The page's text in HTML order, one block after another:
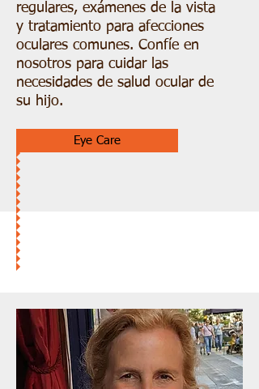
regulares, exámenes de la vista
y tratamiento para afecciones
oculares comunes. Confíe en
nosotros para cuidar las
necesidades de salud ocular de
su hijo.
Eye Care